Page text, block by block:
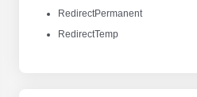
RedirectPermanent
RedirectTemp